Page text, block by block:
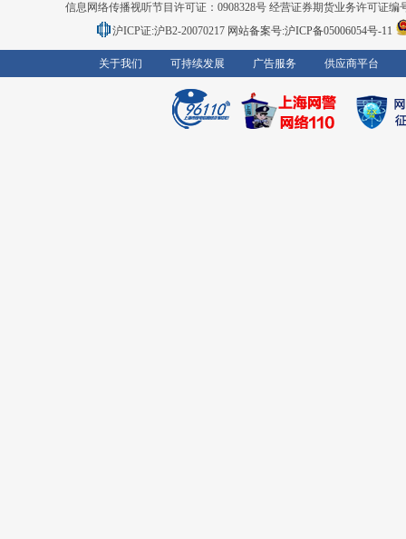
信息网络传播视听节目许可证：0908328号 经营证券期货业务许可证编
沪ICP证:沪B2-20070217 网站备案号:沪ICP备05006054号-11
关于我们 可持续发展 广告服务 供应商平台